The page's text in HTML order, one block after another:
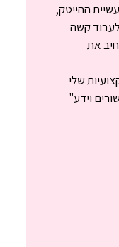
ההייטק,
קשה
את
שלי
וידע"